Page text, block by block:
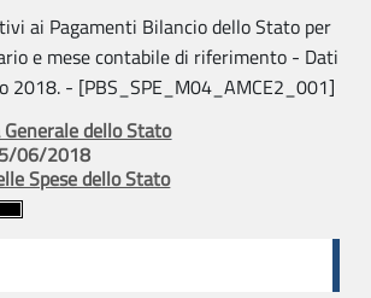
ai Pagamenti Bilancio dello Stato per
e mese contabile di riferimento - Dati
2018. - [PBS_SPE_M04_AMCE2_001]
dello Stato
06/2018
Spese dello Stato